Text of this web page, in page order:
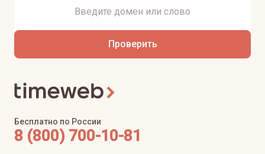
Проверить
Бесплатно по России
8 (800) 700-10-81